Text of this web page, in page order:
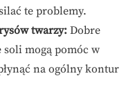
te problemy.
twarzy: Dobre
mogą pomóc w
na ogólny kontur